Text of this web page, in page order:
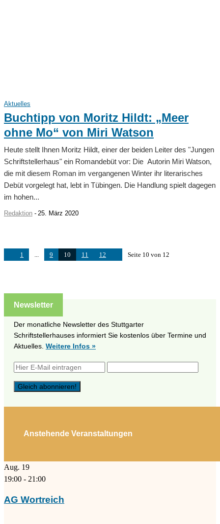
Aktuelles
Buchtipp von Moritz Hildt: „Meer
ohne Mo“ von Miri Watson
Heute stellt Ihnen Moritz Hildt, einer der beiden Leiter des "Jungen
Schriftstellerhaus" ein Romandebüt vor: Die Autorin Miri Watson,
die mit diesem Roman im vergangenen Winter ihr literarisches
Debüt vorgelegt hat, lebt in Tübingen. Die Handlung spielt dagegen
im hohen...
Redaktion - 25. März 2020
1 ... 9 10 11 12 Seite 10 von 12
Newsletter
Der monatliche Newsletter des Stuttgarter
Schriftstellerhauses informiert Sie kostenlos über Termine und
Aktuelles. Weitere Infos »
Anstehende Veranstaltungen
Aug. 19
19:00 - 21:00
AG Wortreich